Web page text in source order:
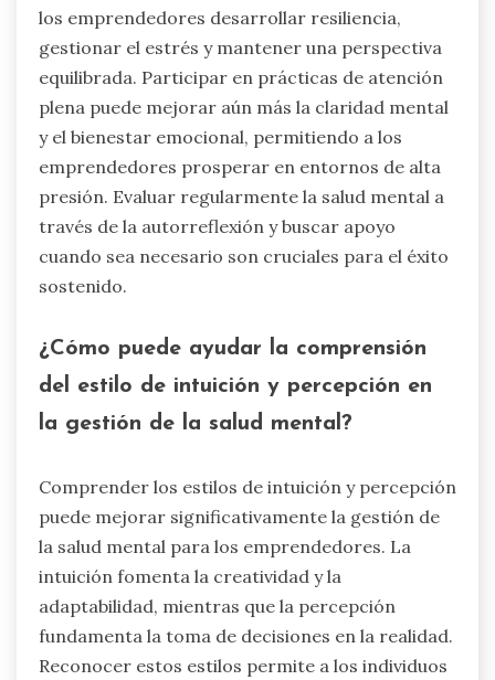
los emprendedores desarrollar resiliencia,
gestionar el estrés y mantener una perspectiva
equilibrada. Participar en prácticas de atención
plena puede mejorar aún más la claridad mental
y el bienestar emocional, permitiendo a los
emprendedores prosperar en entornos de alta
presión. Evaluar regularmente la salud mental a
través de la autorreflexión y buscar apoyo
cuando sea necesario son cruciales para el éxito
sostenido.
¿Cómo puede ayudar la comprensión
del estilo de intuición y percepción en
la gestión de la salud mental?
Comprender los estilos de intuición y percepción
puede mejorar significativamente la gestión de
la salud mental para los emprendedores. La
intuición fomenta la creatividad y la
adaptabilidad, mientras que la percepción
fundamenta la toma de decisiones en la realidad.
Reconocer estos estilos permite a los individuos